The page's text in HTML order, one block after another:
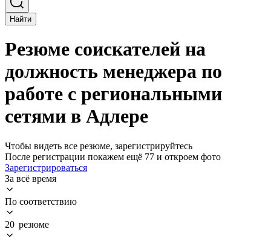
Найти
Резюме соискателей на
должность менеджера по
работе с региональными
сетями в Адлере
Чтобы видеть все резюме, зарегистрируйтесь
После регистрации покажем ещё 77 и откроем фото
Зарегистрироваться
За всё время
По соответствию
20 резюме